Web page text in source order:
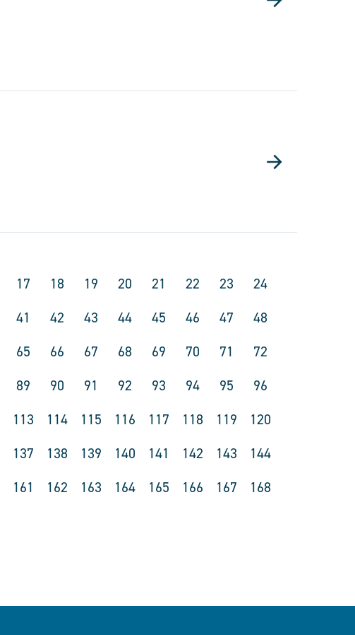
17 18 19 20 21 22 23
24
41 42 43 44 45 46 47
48
65 66 67 68 69 70 71
72
89 90 91 92 93 94 95
96
113 114 115 116 117 118 119
120
137 138 139 140 141 142 143
144
161 162 163 164 165 166 167
168